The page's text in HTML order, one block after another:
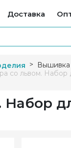
Доставка
Вышивка
со львом.
Набор